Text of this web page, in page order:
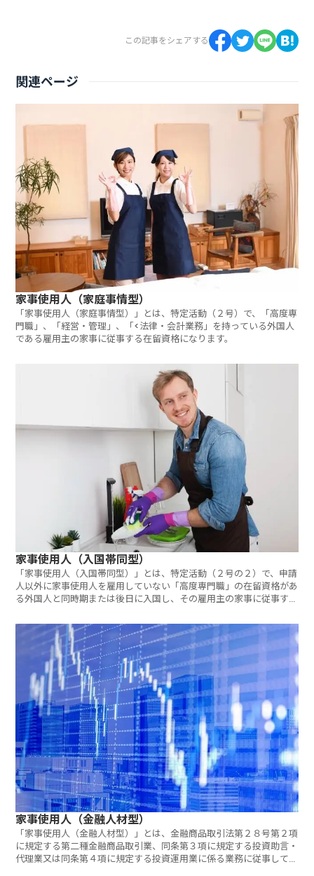
この記事をシェアする
関連ページ
家事使用人（家庭事情型）
「家事使用人（家庭事情型）」とは、特定活動（２号）で、「高度専
門職」、「経営・管理」、「<法律・会計業務」を持っている外国人
である雇用主の家事に従事する在留資格になります。
家事使用人（入国帯同型）
「家事使用人（入国帯同型）」とは、特定活動（２号の２）で、申請
人以外に家事使用人を雇用していない「高度専門職」の在留資格があ
る外国人と同時期または後日に入国し、その雇用主の家事に従事する
家事使用人（金融人材型）
「家事使用人（金融人材型）」とは、金融商品取引法第２８号第２項
に規定する第二種金融商品取引業、同条第３項に規定する投資助言・
代理業又は同条第４項に規定する投資運用業に係る業務に従事してい